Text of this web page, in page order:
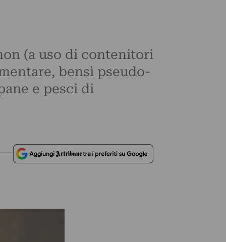
(a uso di contenitori
bensì pseudo-
e pesci di